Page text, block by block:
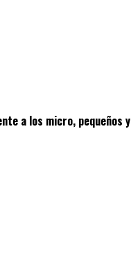
a los micro, pequeños